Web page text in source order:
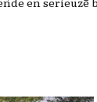
Rosa
Spanje,bekende
– Marjan